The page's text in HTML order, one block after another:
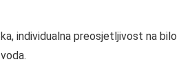
individualna preosjetljivost na bilo